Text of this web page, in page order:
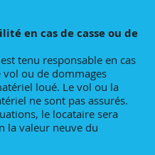
en cas de casse ou de
tenu responsable en cas
vol ou de dommages
loué. Le vol ou la
ne sont pas assurés.
le locataire sera
la valeur neuve du